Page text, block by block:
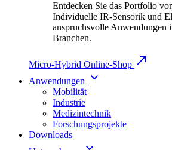
Entdecken Sie das Portfolio
Individuelle IR-Sensorik und
anspruchsvolle Anwendungen
Branchen.
Micro-Hybrid Online-Shop
Anwendungen
Mobilität
Industrie
Medizintechnik
Forschungsprojekte
Downloads